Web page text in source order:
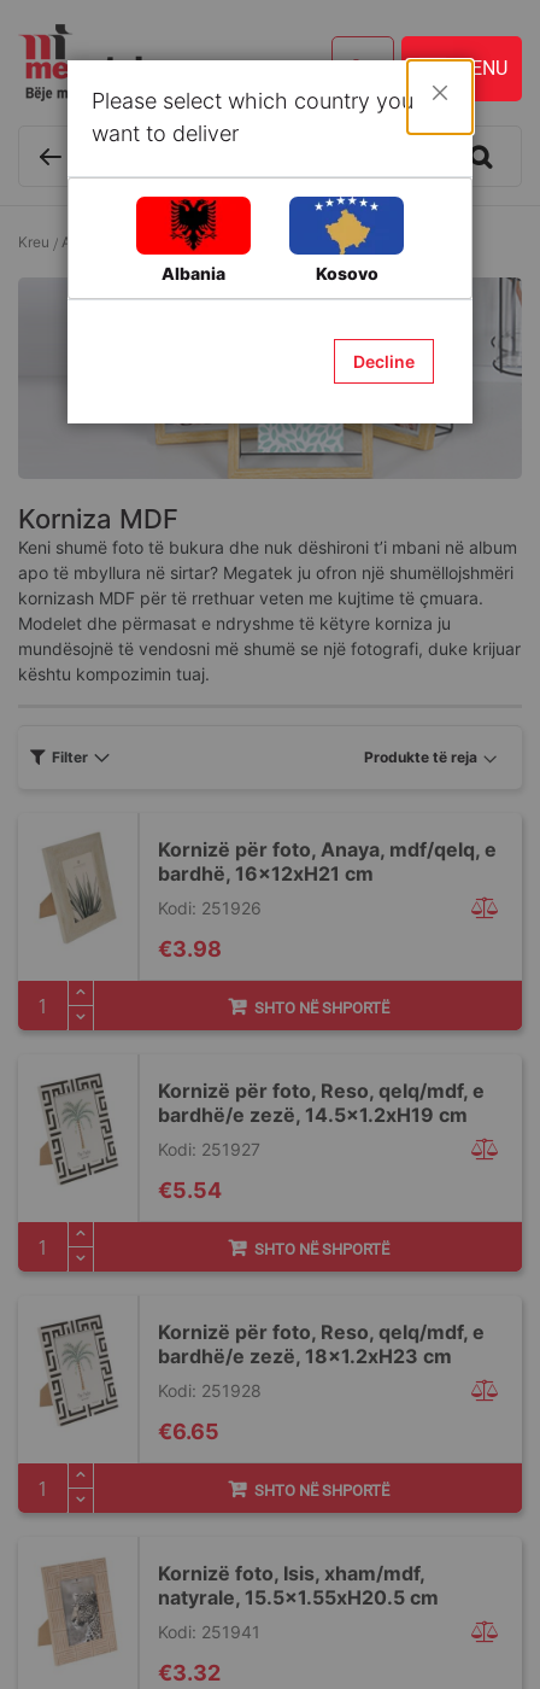
Kreu Art Korniza fotosh dhe pikturash Korniza MDF
Korniza MDF
Keni shumë foto të bukura dhe nuk dëshironi t’i mbani në album
apo të mbyllura në sirtar? Megatek ju ofron një shumëllojshmëri
kornizash MDF për të rrethuar veten me kujtime të çmuara.
Modelet dhe përmasat e ndryshme të këtyre korniza ju
mundësojnë të vendosni më shumë se një fotografi, duke krijuar
kështu kompozimin tuaj.
Kornizë për foto, Anaya, mdf/qelq, e
bardhë, 16x12xH21 cm
Kodi: 251926
€3.98
SHTO NË SHPORTË
Kornizë për foto, Reso, qelq/mdf, e
bardhë/e zezë, 14.5x1.2xH19 cm
Kodi: 251927
€5.54
SHTO NË SHPORTË
Kornizë për foto, Reso, qelq/mdf, e
bardhë/e zezë, 18x1.2xH23 cm
Kodi: 251928
€6.65
SHTO NË SHPORTË
Kornizë foto, Isis, xham/mdf,
natyrale, 15.5x1.55xH20.5 cm
Kodi: 251941
€3.32
Filter
Please select which country you
want to deliver
Albania Kosovo
Decline